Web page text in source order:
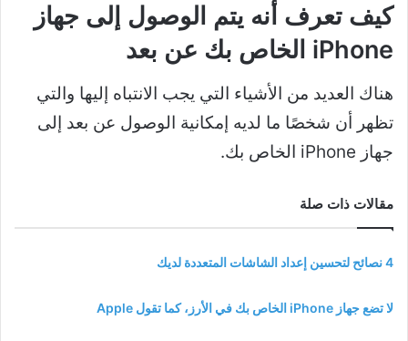
كيف تعرف أنه يتم الوصول إلى جهاز
iPhone الخاص بك عن بعد
هناك العديد من الأشياء التي يجب الانتباه إليها والتي
تظهر أن شخصًا ما لديه إمكانية الوصول عن بعد إلى
جهاز iPhone الخاص بك.
مقالات ذات صلة
4 نصائح لتحسين إعداد الشاشات المتعددة لديك
لا تضع جهاز iPhone الخاص بك في الأرز، كما تقول Apple